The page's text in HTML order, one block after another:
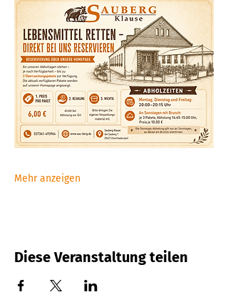
Mehr anzeigen
Diese Veranstaltung teilen